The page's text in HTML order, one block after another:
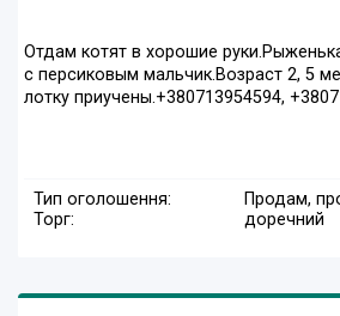
Отдам котят в хорошие
с персиковым мальчик.Возраст 2, 5
лотку приучены.+380713954594,
Тип оголошення:
Продам,
Торг:
доречний